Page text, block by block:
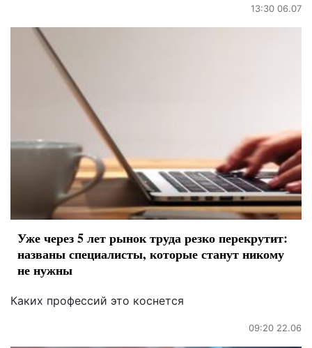
13:30 06.07
Уже через 5 лет рынок труда резко перекрутит:
названы специалисты, которые станут никому
не нужны
Каких профессий это коснется
09:20 22.06